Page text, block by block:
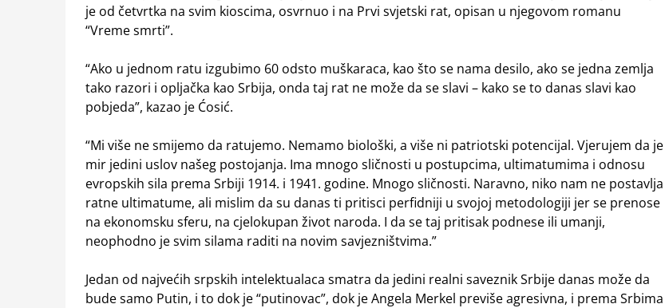
je od četvrtka na svim kioscima, osvrnuo i na Prvi svjetski rat, opisan u njegovom romanu
“Vreme smrti”.
“Ako u jednom ratu izgubimo 60 odsto muškaraca, kao što se nama desilo, ako se jedna zemlja
tako razori i opljačka kao Srbija, onda taj rat ne može da se slavi – kako se to danas slavi kao
pobjeda”, kazao je Ćosić.
“Mi više ne smijemo da ratujemo. Nemamo biološki, a više ni patriotski potencijal. Vjerujem da je
mir jedini uslov našeg postojanja. Ima mnogo sličnosti u postupcima, ultimatumima i odnosu
evropskih sila prema Srbiji 1914. i 1941. godine. Mnogo sličnosti. Naravno, niko nam ne postavlja
ratne ultimatume, ali mislim da su danas ti pritisci perfidniji u svojoj metodologiji jer se prenose
na ekonomsku sferu, na cjelokupan život naroda. I da se taj pritisak podnese ili umanji,
neophodno je svim silama raditi na novim savjezništvima.”
Jedan od najvećih srpskih intelektualaca smatra da jedini realni saveznik Srbije danas može da
bude samo Putin, i to dok je “putinovac”, dok je Angela Merkel previše agresivna, i prema Srbima